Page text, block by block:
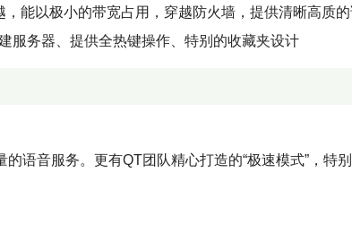
能以极小的带宽占用，穿越防火墙，提供清晰高质
服务器、提供全热键操作、特别的收藏夹设计
语音服务。更有QT团队精心打造的“极速模式”，特